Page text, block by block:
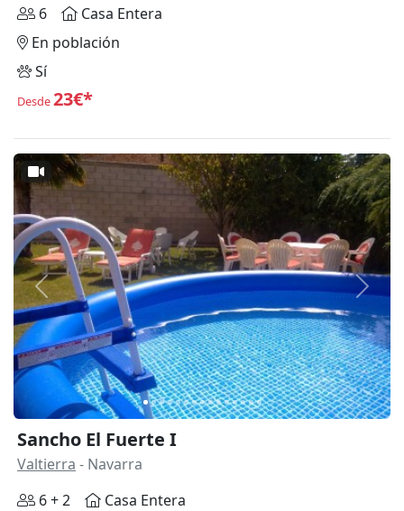
6
Casa Entera
En población
Sí
Desde23€*
Anterior
Sancho El Fuerte I
Valtierra - Navarra
6 + 2
Casa Entera